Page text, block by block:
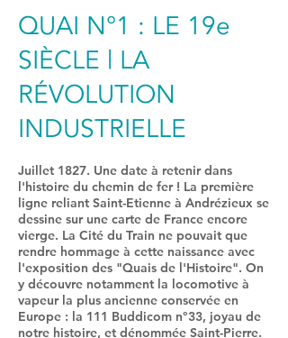
QUAI N°1 : LE 19e
SIÈCLE | LA
RÉVOLUTION
INDUSTRIELLE
Juillet 1827. Une date à retenir dans
l'histoire du chemin de fer ! La première
ligne reliant Saint-Etienne à Andrézieux se
dessine sur une carte de France encore
vierge. La Cité du Train ne pouvait que
rendre hommage à cette naissance avec
l'exposition des "Quais de l'Histoire". On
y découvre notamment la locomotive à
vapeur la plus ancienne conservée en
Europe : la 111 Buddicom n°33, joyau de
notre histoire, et dénommée Saint-Pierre.